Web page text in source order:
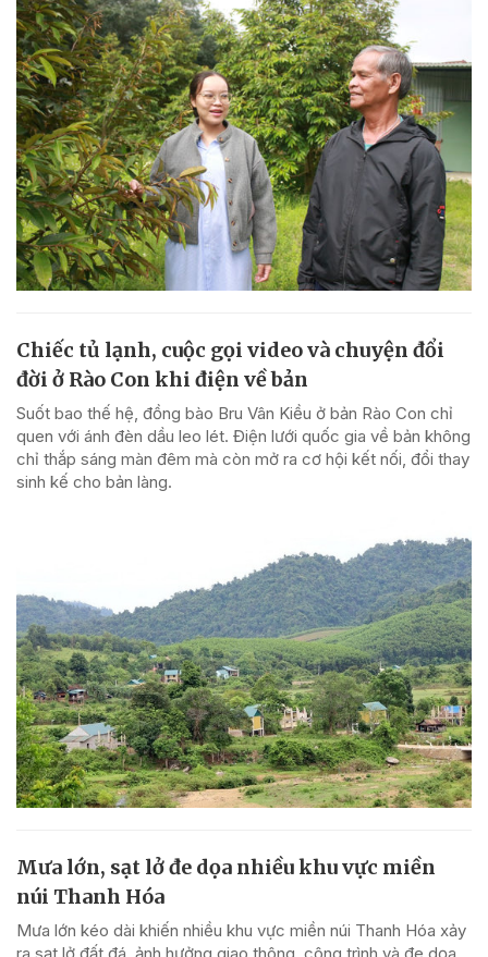
Chiếc tủ lạnh, cuộc gọi video và chuyện đổi
đời ở Rào Con khi điện về bản
Suốt bao thế hệ, đồng bào Bru Vân Kiều ở bản Rào Con chỉ
quen với ánh đèn dầu leo lét. Điện lưới quốc gia về bản không
chỉ thắp sáng màn đêm mà còn mở ra cơ hội kết nối, đổi thay
sinh kế cho bản làng.
Mưa lớn, sạt lở đe dọa nhiều khu vực miền
núi Thanh Hóa
Mưa lớn kéo dài khiến nhiều khu vực miền núi Thanh Hóa xảy